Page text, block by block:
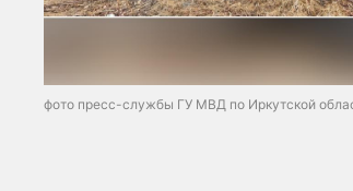
фото пресс-службы ГУ МВД по Иркутской